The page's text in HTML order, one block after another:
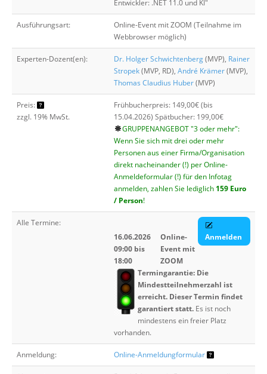
Entwickler: .NET 11.0 und KI"
Ausführungsart:
Online-Event mit ZOOM (Teilnahme im
Webbrowser möglich)
Experten-Dozent(en): Dr. Holger Schwichtenberg(MVP), Rainer
Stropek(MVP, RD), André Krämer(MVP),
Thomas Claudius Huber(MVP)
Preis:
zzgl. 19% MwSt.
Frühbucherpreis: 149,00€ (bis
15.04.2026) Spätbucher: 199,00€
GRUPPENANGEBOT "3 oder mehr":
Wenn Sie sich mit drei oder mehr
Personen aus einer Firma/Organisation
direkt nacheinander (!) per Online-
Anmeldeformular (!) für den Infotag
anmelden, zahlen Sie lediglich 159 Euro
/ Person!
Alle Termine:
16.06.2026
09:00 bis
18:00
Online-
Event mit
ZOOM
Anmelden
Termingarantie: Die
Mindestteilnehmerzahl ist
erreicht. Dieser Termin findet
garantiert statt. Es ist noch
mindestens ein freier Platz
vorhanden.
Anmeldung: Online-Anmeldungformular